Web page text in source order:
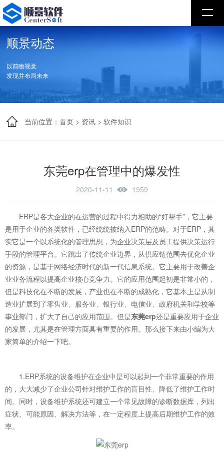
顺景动态
以前瞻视觉
发现并布局未来
当前位置：首页 > 资讯 >软件知识
东莞erp在管理中的爆发性
2020-11-11 1959
ERP是各大企业的在运营的过程中得力相助的“好帮手”，它主要
是用于企业的各类软件，已经统统被纳入ERP的范畴。对于ERP，其
实它是一个以系统化的管理思想，为企业决策层及员工提供决策运行
手段的管理平台。它跳出了传统企业边界，从供应链范围去优化企业
的资源，是基于网络经济时代的新一代信息系统。它主要用于改善企
业业务流程以提高企业核心竞争力。它的应用范围起初是非常小的，
但是科技化在不断的发展，产业也在不断的成熟化，它基本上是从制
造业扩展到了零售业、服务业、银行业、电信业、政府机关和学校等
事业部门，扩大了自己的应用范围。但是东莞erp还是重要应用于企业
的发展，尤其是在管理方面具有重要的作用。那么接下来由小编为大
家简单的介绍一下吧。
1.ERP系统的设备维护在企业中是可以起到一个非常重要的作用
的，大大减少了企业公司针对维护工作的盲目性、降低了维护工作时
间。同时，设备维护系统还可建立一个常见故障的诊断数据库，列出
症状、可能原因、解决方法等，在一定程度上提高后期维护工作的效
率。